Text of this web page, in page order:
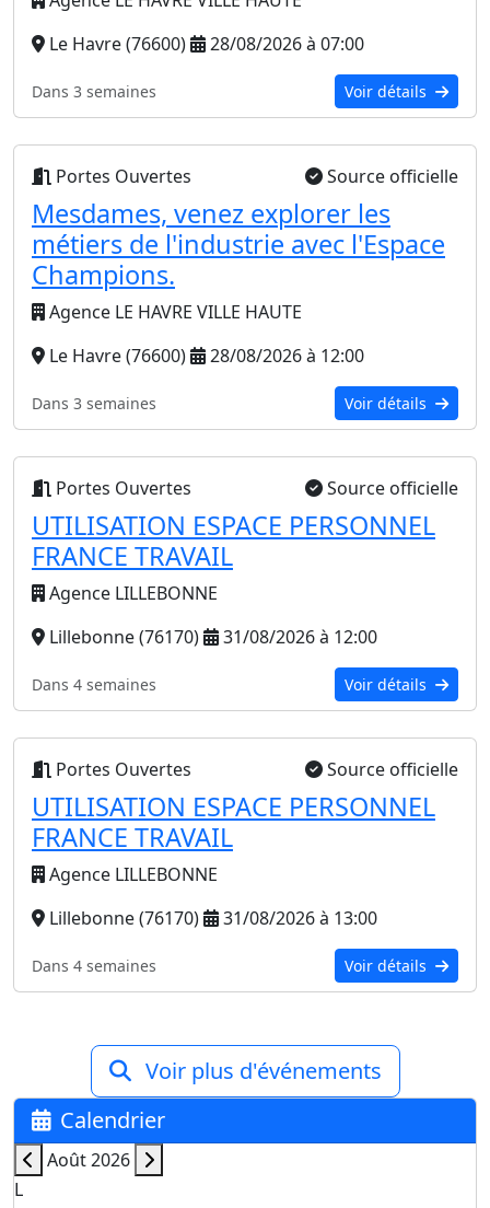
Le Havre (76600)
28/08/2026 à 07:00
Dans 3 semaines Voir détails
Portes Ouvertes Source officielle
Mesdames, venez explorer les
métiers de l'industrie avec l'Espace
Champions.
Agence LE HAVRE VILLE HAUTE
Le Havre (76600)
28/08/2026 à 12:00
Dans 3 semaines Voir détails
Portes Ouvertes Source officielle
UTILISATION ESPACE PERSONNEL
FRANCE TRAVAIL
Agence LILLEBONNE
Lillebonne (76170)
31/08/2026 à 12:00
Dans 4 semaines Voir détails
Portes Ouvertes Source officielle
UTILISATION ESPACE PERSONNEL
FRANCE TRAVAIL
Agence LILLEBONNE
Lillebonne (76170)
31/08/2026 à 13:00
Dans 4 semaines Voir détails
Voir plus d'événements
Calendrier
Août 2026
L